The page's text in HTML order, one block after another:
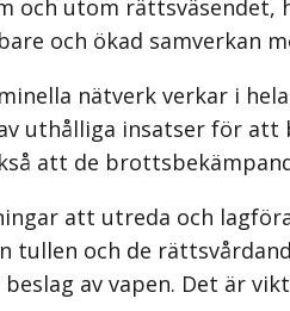
och utom
och ökad samverkan
nätverk verkar i
uthålliga insatser för
att de
att utreda och
tullen och de
av vapen. Det är